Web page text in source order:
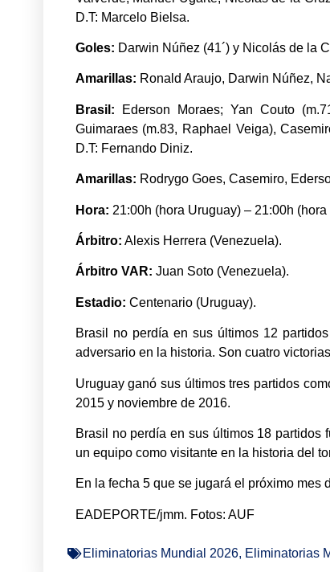
D.T: Marcelo Bielsa.
Goles: Darwin Núñez (41´) y Nicolás de la
Amarillas: Ronald Araujo, Darwin Núñez,
Brasil: Ederson Moraes; Yan Couto
Guimaraes (m.83, Raphael Veiga),
D.T: Fernando Diniz.
Amarillas: Rodrygo Goes, Casemiro,
Hora: 21:00h (hora Uruguay) – 21:00h (hora
Árbitro: Alexis Herrera (Venezuela).
Árbitro VAR: Juan Soto (Venezuela).
Estadio: Centenario (Uruguay).
Brasil no perdía en sus últimos 12
adversario en la historia. Son cuatro
Uruguay ganó sus últimos tres partidos
2015 y noviembre de 2016.
Brasil no perdía en sus últimos 18 partidos
un equipo como visitante en la historia del
En la fecha 5 que se jugará el próximo
EADEPORTE/jmm. Fotos: AUF
Eliminatorias Mundial 2026, Eliminatorias